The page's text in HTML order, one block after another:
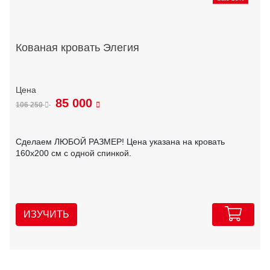
Кованая кровать Элегия
106 250 85 000
Сделаем ЛЮБОЙ РАЗМЕР! Цена указана на кровать
160х200 см с одной спинкой.
ИЗУЧИТЬ